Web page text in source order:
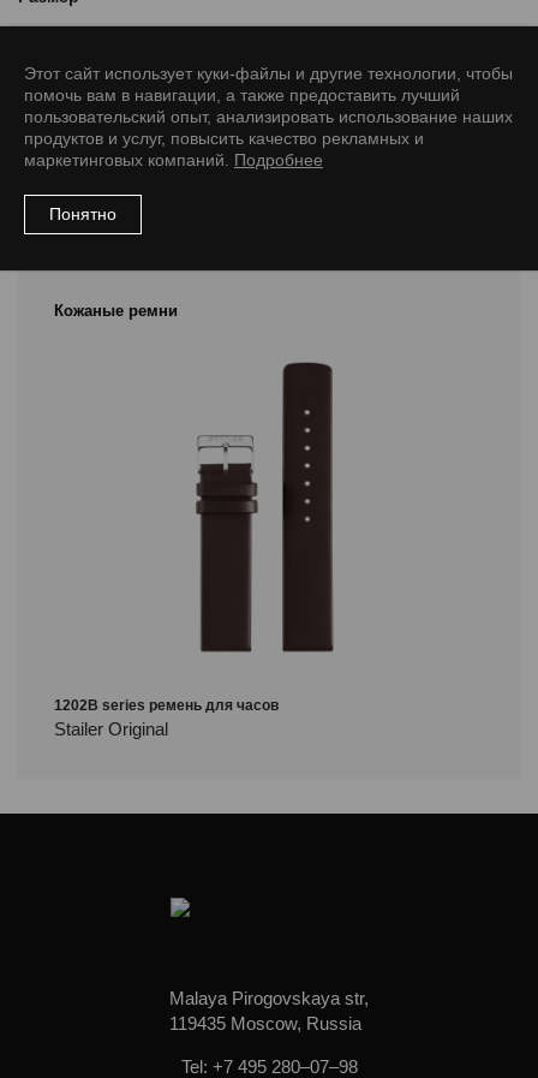
24/22 L
Кожаные ремни
1202B series ремень для часов
Stailer Original
Этот сайт использует куки-файлы и другие технологии, чтобы
помочь вам в навигации, а также предоставить лучший
пользовательский опыт, анализировать использование наших
продуктов и услуг, повысить качество рекламных и
маркетинговых компаний. Подробнее
Понятно
Malaya Pirogovskaya str,
119435 Moscow, Russia
Tel: +7 495 280–07–98